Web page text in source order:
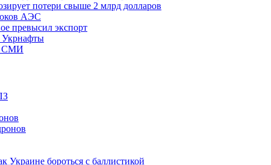
потери свыше 2 млрд долларов
АЭС
превысил экспорт
Укрнафты
СМИ